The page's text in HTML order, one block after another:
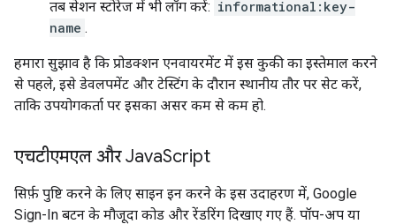
तब सेशन स्टोरेज में भी लॉग करें: informational:key-
name .
हमारा सुझाव है कि प्रोडक्शन एनवायरमेंट में इस कुकी का इस्तेमाल करने
से पहले, इसे डेवलपमेंट और टेस्टिंग के दौरान स्थानीय तौर पर सेट करें,
ताकि उपयोगकर्ता पर इसका असर कम से कम हो.
एचटीएमएल और JavaScript
सिर्फ़ पुष्टि करने के लिए साइन इन करने के इस उदाहरण में, Google
Sign-In बटन के मौजूदा कोड और रेंडरिंग दिखाए गए हैं. पॉप-अप या